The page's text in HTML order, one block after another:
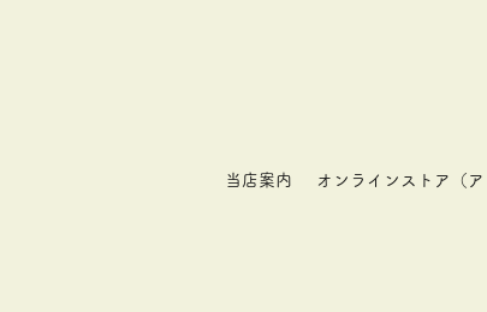
当店案内 オンラインストア（ア